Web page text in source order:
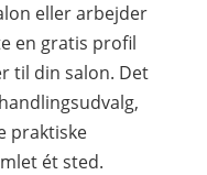
eller arbejder
en gratis profil
til din salon. Det
praktiske
ét sted.